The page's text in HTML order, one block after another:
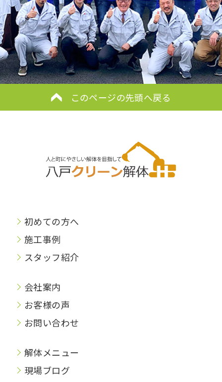
このページの先頭へ戻る
初めての方へ
施工事例
スタッフ紹介
会社案内
お客様の声
お問い合わせ
解体メニュー
現場ブログ